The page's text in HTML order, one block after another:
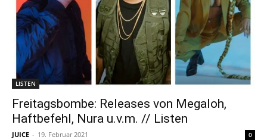
LISTEN
Freitagsbombe: Releases von Megaloh,
Haftbefehl, Nura u.v.m. // Listen
JUICE - 19. Februar 2021 0